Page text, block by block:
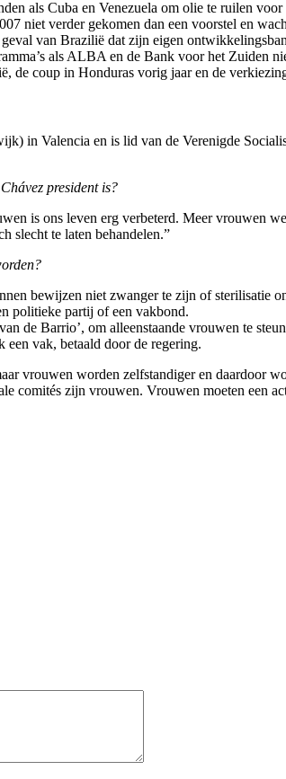
als Cuba en Venezuela om olie te ruilen
niet verder gekomen dan een voorstel en
van Brazilië dat zijn eigen
als ALBA en de Bank voor het
de coup in Honduras vorig jaar en de
in Valencia en is lid van de Verenigde
president is?
is ons leven erg verbeterd. Meer vrouwen
slecht te laten behandelen.”
bewijzen niet zwanger te zijn of sterilisatie
politieke partij of een vakbond.
de Barrio’, om alleenstaande vrouwen te
vak, betaald door de regering.
vrouwen worden zelfstandiger en
comités zijn vrouwen. Vrouwen moeten een